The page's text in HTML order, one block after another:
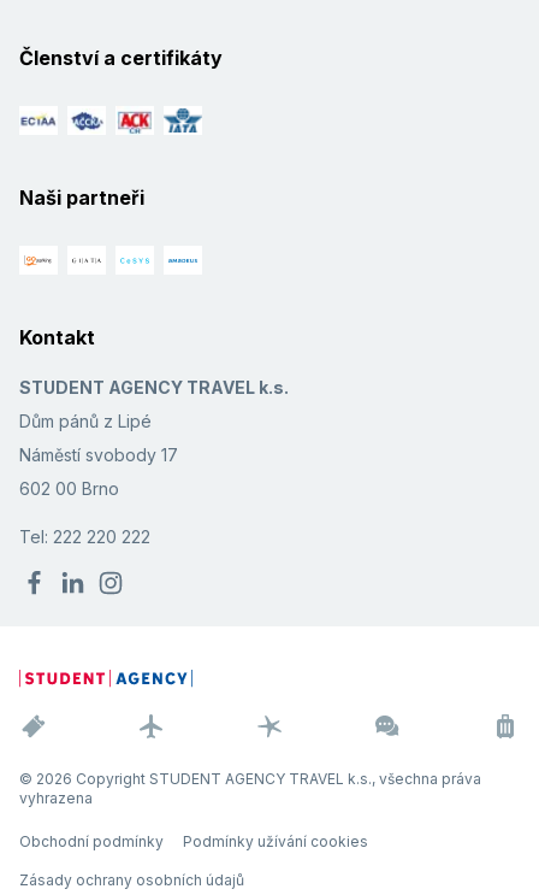
Členství a certifikáty
Naši partneři
Kontakt
STUDENT AGENCY TRAVEL k.s.
Dům pánů z Lipé
Náměstí svobody 17
602 00 Brno
Tel: 222 220 222
© 2026 Copyright STUDENT AGENCY TRAVEL k.s., všechna práva
vyhrazena
Obchodní podmínky Podmínky užívání cookies
Zásady ochrany osobních údajů